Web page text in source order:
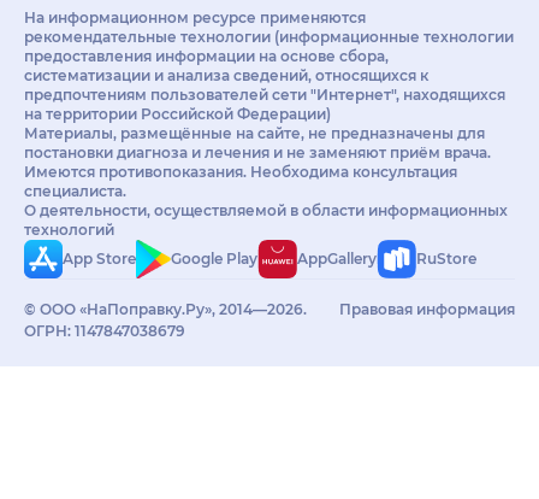
На информационном ресурсе применяются
рекомендательные технологии (информационные технологии
предоставления информации на основе сбора,
систематизации и анализа сведений, относящихся к
предпочтениям пользователей сети "Интернет", находящихся
на территории Российской Федерации)
Материалы, размещённые на сайте, не предназначены для
постановки диагноза и лечения и не заменяют приём врача.
Имеются противопоказания. Необходима консультация
специалиста.
О деятельности, осуществляемой в области информационных
технологий
App Store
Google Play AppGallery RuStore
© ООО «НаПоправку.Ру», 2014—2026.
ОГРН: 1147847038679
Правовая информация